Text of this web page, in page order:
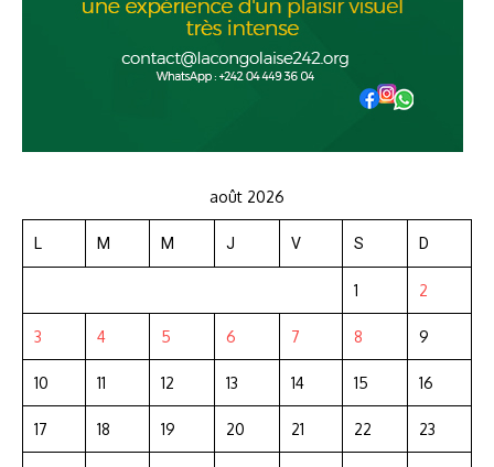
août 2026
L M M J V S D
1 2
3 4 5 6 7 8 9
10 11 12 13 14 15 16
17 18 19 20 21 22 23